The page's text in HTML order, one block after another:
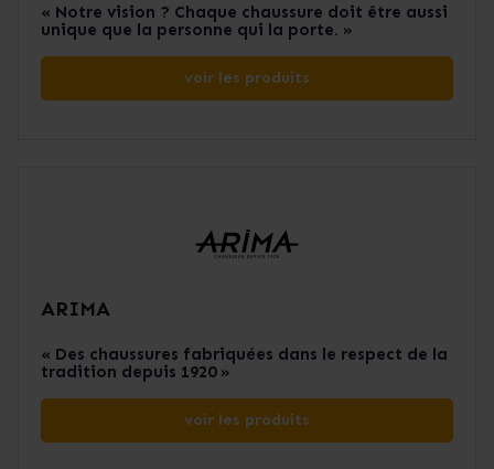
« Notre vision ? Chaque chaussure doit être aussi
unique que la personne qui la porte. »
voir les produits
ARIMA
« Des chaussures fabriquées dans le respect de la
tradition depuis 1920 »
voir les produits